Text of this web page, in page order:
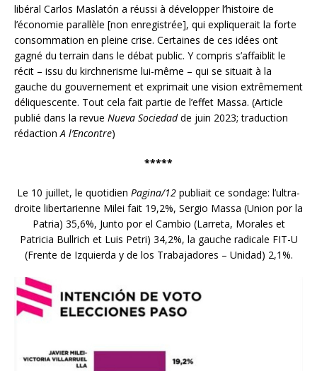
libéral Carlos Maslatón a réussi à développer l’histoire de
l’économie parallèle [non enregistrée], qui expliquerait la forte
consommation en pleine crise. Certaines de ces idées ont
gagné du terrain dans le débat public. Y compris s’affaiblit le
récit – issu du kirchnerisme lui-même – qui se situait à la
gauche du gouvernement et exprimait une vision extrêmement
déliquescente. Tout cela fait partie de l’effet Massa. (Article
publié dans la revue Nueva Sociedadde juin 2023; traduction
rédactionA l’Encontre)
*****
Le 10 juillet, le quotidien Pagina/12 publiait ce sondage: l’ultra-
droite libertarienne Milei fait 19,2%, Sergio Massa (Union por la
Patria) 35,6%, Junto por el Cambio (Larreta, Morales et
Patricia Bullrich et Luis Petri) 34,2%, la gauche radicale FIT-U
(Frente de Izquierda y de los Trabajadores – Unidad) 2,1%.